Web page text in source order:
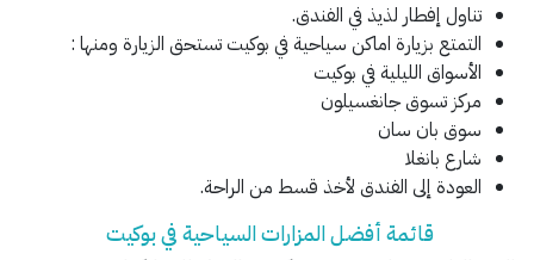
تناول إفطار لذيذ في الفندق.
التمتع بزيارة اماكن سياحية في بوكيت تستحق الزيارة ومنها :
الأسواق الليلية في بوكيت
مركز تسوق جانغسيلون
سوق بان سان
شارع بانغلا
العودة إلى الفندق لأخذ قسط من الراحة.
قائمة أفضل المزارات السياحية في بوكيت